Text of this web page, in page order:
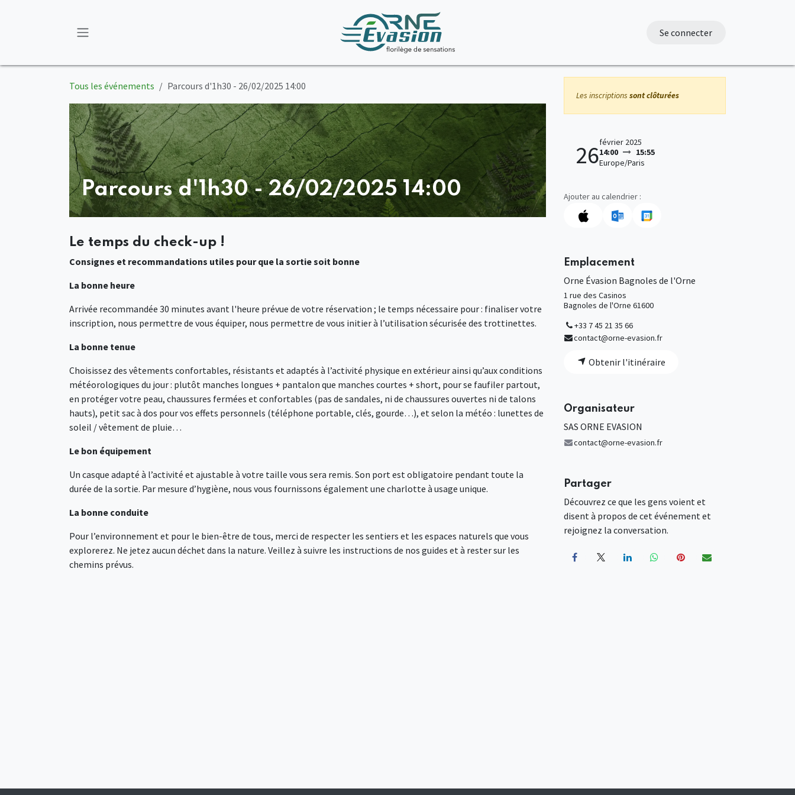
Se connecter
Tous les événements Parcours d'1h30 - 26/02/2025 14:00
Parcours d'1h30 - 26/02/2025 14:00
Le temps du check-up !
Consignes et recommandations utiles pour que la sortie soit bonne
La bonne heure
Arrivée recommandée 30 minutes avant l'heure prévue de votre réservation ; le temps nécessaire pour : finaliser votre
inscription, nous permettre de vous équiper, nous permettre de vous initier à l’utilisation sécurisée des trottinettes.
La bonne tenue
Choisissez des vêtements confortables, résistants et adaptés à l’activité physique en extérieur ainsi qu’aux conditions
météorologiques du jour : plutôt manches longues + pantalon que manches courtes + short, pour se faufiler partout,
en protéger votre peau, chaussures fermées et confortables (pas de sandales, ni de chaussures ouvertes ni de talons
hauts), petit sac à dos pour vos effets personnels (téléphone portable, clés, gourde…), et selon la météo : lunettes de
soleil / vêtement de pluie…
Le bon équipement
Un casque adapté à l’activité et ajustable à votre taille vous sera remis. Son port est obligatoire pendant toute la
durée de la sortie. Par mesure d’hygiène, nous vous fournissons également une charlotte à usage unique.
La bonne conduite
Pour l’environnement et pour le bien-être de tous, merci de respecter les sentiers et les espaces naturels que vous
explorerez. Ne jetez aucun déchet dans la nature. Veillez à suivre les instructions de nos guides et à rester sur les
chemins prévus.
Les inscriptions sont clôturées
26février 2025
14:00
15:55
Europe/Paris
Ajouter au calendrier :
Emplacement
Orne Évasion Bagnoles de l'Orne
1 rue des Casinos
Bagnoles de l'Orne 61600
+33 7 45 21 35 66
contact@orne-evasion.fr
Obtenir l'itinéraire
Organisateur
SAS ORNE EVASION
contact@orne-evasion.fr
Partager
Découvrez ce que les gens voient et
disent à propos de cet événement et
rejoignez la conversation.